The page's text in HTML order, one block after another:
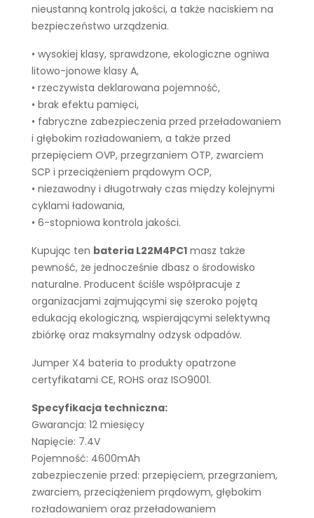
nieustanną kontrolą jakości, a także naciskiem na
bezpieczeństwo urządzenia.
• wysokiej klasy, sprawdzone, ekologiczne ogniwa
litowo-jonowe klasy A,
• rzeczywista deklarowana pojemność,
• brak efektu pamięci,
• fabryczne zabezpieczenia przed przeładowaniem
i głębokim rozładowaniem, a także przed
przepięciem OVP, przegrzaniem OTP, zwarciem
SCP i przeciążeniem prądowym OCP,
• niezawodny i długotrwały czas między kolejnymi
cyklami ładowania,
• 6-stopniowa kontrola jakości.
Kupując ten bateria L22M4PC1 masz także
pewność, że jednocześnie dbasz o środowisko
naturalne. Producent ściśle współpracuje z
organizacjami zajmującymi się szeroko pojętą
edukacją ekologiczną, wspierającymi selektywną
zbiórkę oraz maksymalny odzysk odpadów.
Jumper X4 bateria to produkty opatrzone
certyfikatami CE, ROHS oraz ISO9001.
Specyfikacja techniczna:
Gwarancja: 12 miesięcy
Napięcie: 7.4V
Pojemność: 4600mAh
zabezpieczenie przed: przepięciem, przegrzaniem,
zwarciem, przeciążeniem prądowym, głębokim
rozładowaniem oraz przeładowaniem